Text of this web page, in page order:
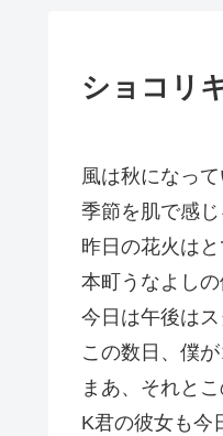
ショコリ
風は秋になって
季節を肌で感じ
昨日の花火はと
本町うなよし
今日は午後は
この数日、僕
まあ、それと
K君の彼女も今